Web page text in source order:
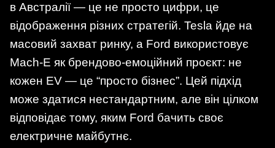
в Австралії — це не просто цифри, це
відображення різних стратегій. Tesla йде на
масовий захват ринку, а Ford використовує
Mach-E як брендово-емоційний проєкт: не
кожен EV — це “просто бізнес”. Цей підхід
може здатися нестандартним, але він цілком
відповідає тому, яким Ford бачить своє
електричне майбутнє.